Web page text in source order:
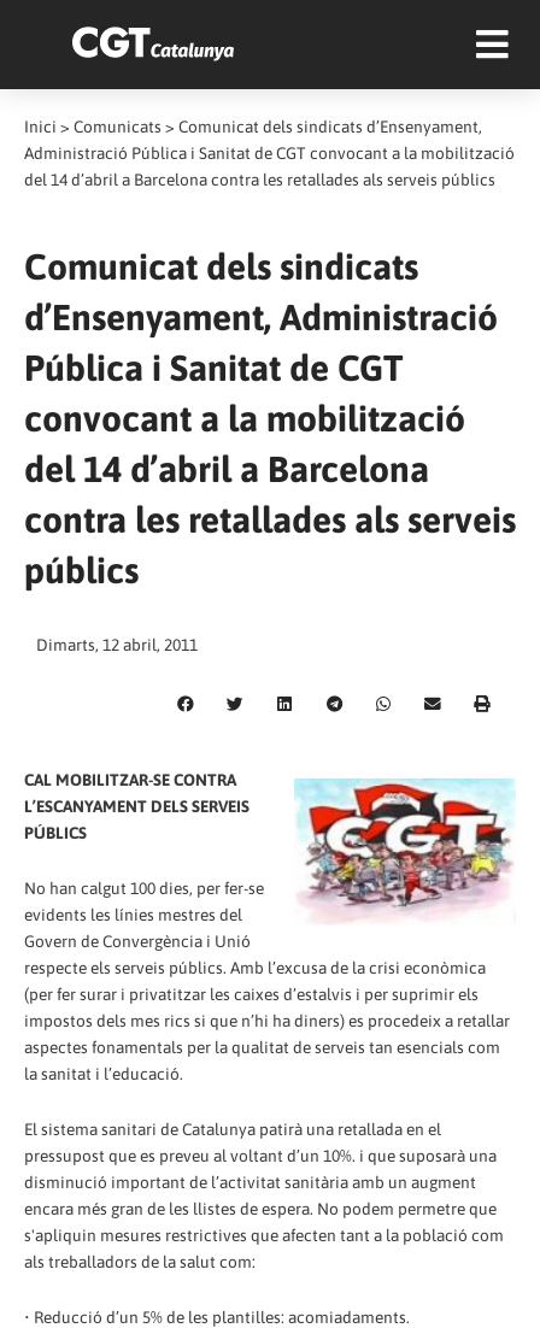
Inici > Comunicats > Comunicat dels sindicats d’Ensenyament,
Administració Pública i Sanitat de CGT convocant a la mobilització
del 14 d’abril a Barcelona contra les retallades als serveis públics
Comunicat dels sindicats
d’Ensenyament, Administració
Pública i Sanitat de CGT
convocant a la mobilització
del 14 d’abril a Barcelona
contra les retallades als serveis
públics
Dimarts, 12 abril, 2011
CAL MOBILITZAR-SE CONTRA
L’ESCANYAMENT DELS SERVEIS
PÚBLICS
No han calgut 100 dies, per fer-se
evidents les línies mestres del
Govern de Convergència i Unió
respecte els serveis públics. Amb l’excusa de la crisi econòmica
(per fer surar i privatitzar les caixes d’estalvis i per suprimir els
impostos dels mes rics si que n’hi ha diners) es procedeix a retallar
aspectes fonamentals per la qualitat de serveis tan esencials com
la sanitat i l’educació.
El sistema sanitari de Catalunya patirà una retallada en el
pressupost que es preveu al voltant d’un 10%. i que suposarà una
disminució important de l’activitat sanitària amb un augment
encara més gran de les llistes de espera. No podem permetre que
s'apliquin mesures restrictives que afecten tant a la població com
als treballadors de la salut com:
• Reducció d’un 5% de les plantilles: acomiadaments.